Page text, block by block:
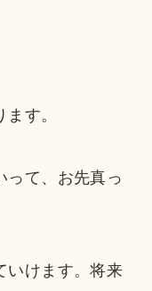
す。
って、お先真っ
いけます。将来